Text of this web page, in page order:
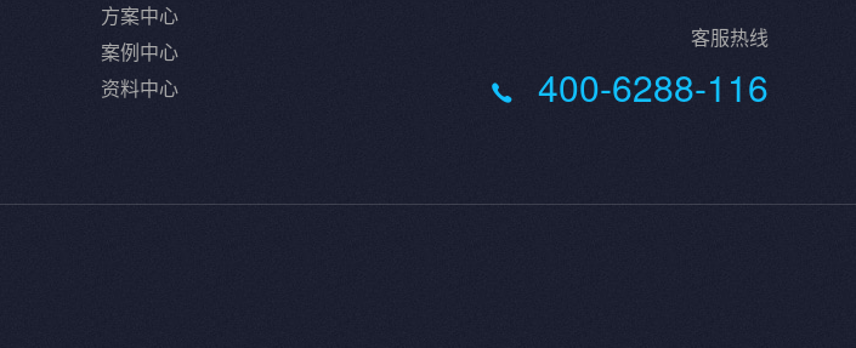
方案中心
案例中心
资料中心
客服热线
 400-6288-116